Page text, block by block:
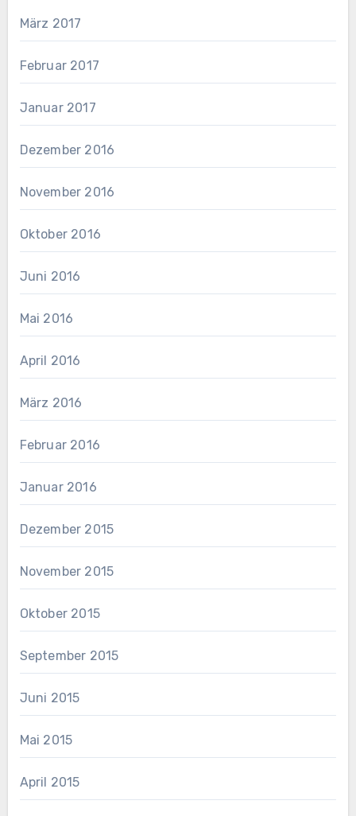
März 2017
Februar 2017
Januar 2017
Dezember 2016
November 2016
Oktober 2016
Juni 2016
Mai 2016
April 2016
März 2016
Februar 2016
Januar 2016
Dezember 2015
November 2015
Oktober 2015
September 2015
Juni 2015
Mai 2015
April 2015